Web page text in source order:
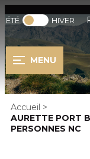
ÉTÉ HIVER
MENU
Accueil >
AURETTE PORT
PERSONNES NC